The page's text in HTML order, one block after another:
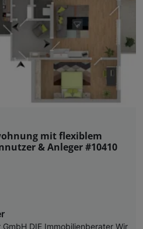
mit flexiblem
& Anleger #10410
DIE Immobilienberater Wir